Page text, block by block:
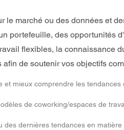
le marché ou des données et
portefeuille, des opportunités
flexibles, la connaissance
de soutenir vos objectifs
et mieux comprendre les
de coworking/espaces de
des dernières tendances en